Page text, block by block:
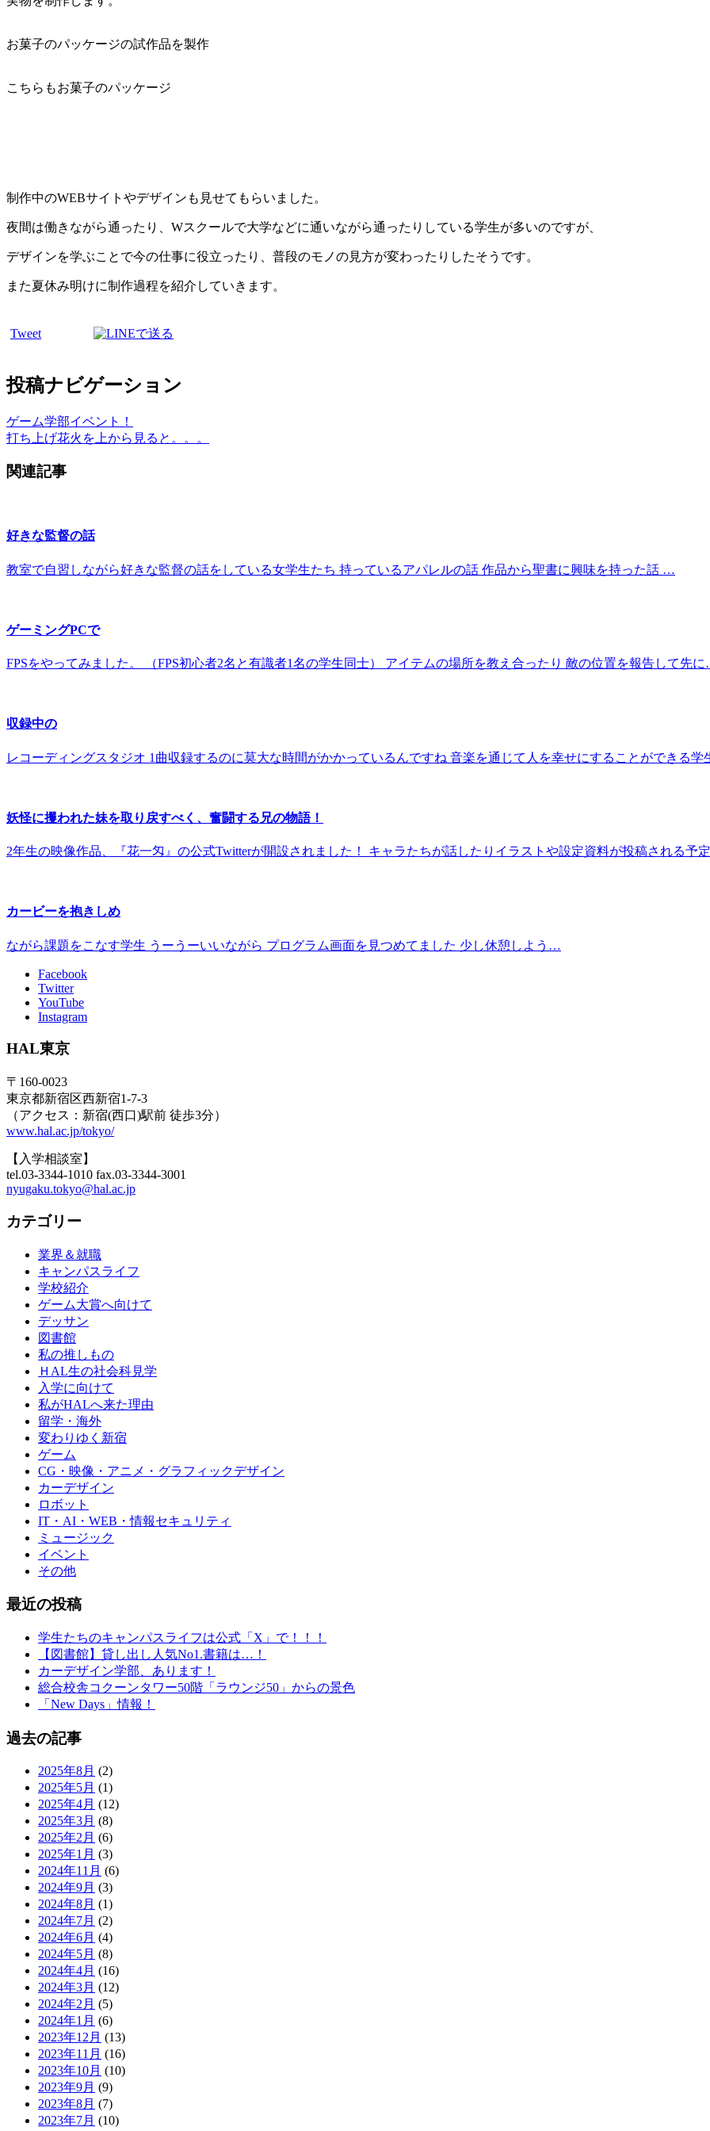
お菓子のパッケージの試作品を製作
こちらもお菓子のパッケージ
制作中のWEBサイトやデザインも見せてもらいました。
夜間は働きながら通ったり、Wスクールで大学などに通いながら通ったりしている学生が多いのですが、
デザインを学ぶことで今の仕事に役立ったり、普段のモノの見方が変わったりしたそうです。
また夏休み明けに制作過程を紹介していきます。
Tweet
投稿ナビゲーション
ゲーム学部イベント！
打ち上げ花火を上から見ると。。。
関連記事
好きな監督の話
教室で自習しながら好きな監督の話をしている女学生たち 持っているアパレルの話 作品から聖書に興味を持った話 …
ゲーミングPCで
FPSをやってみました。 （FPS初心者2名と有識者1名の学生同士） アイテムの場所を教え合ったり 敵の位置を報告して先
収録中の
レコーディングスタジオ 1曲収録するのに莫大な時間がかかっているんですね 音楽を通じて人を幸せにすることができる
妖怪に攫われた妹を取り戻すべく、奮闘する兄の物語！
2年生の映像作品、『花一匁』の公式Twitterが開設されました！ キャラたちが話したりイラストや設定資料が投稿される予
カービーを抱きしめ
ながら課題をこなす学生 うーうーいいながら プログラム画面を見つめてました 少し休憩しよう…
Facebook
Twitter
YouTube
Instagram
HAL東京
〒160-0023
東京都新宿区西新宿1-7-3
（アクセス：新宿(西口)駅前 徒歩3分）
www.hal.ac.jp/tokyo/
【入学相談室】
tel.03-3344-1010 fax.03-3344-3001
nyugaku.tokyo@hal.ac.jp
カテゴリー
業界＆就職
キャンパスライフ
学校紹介
ゲーム大賞へ向けて
デッサン
図書館
私の推しもの
ＨAL生の社会科見学
入学に向けて
私がHALへ来た理由
留学・海外
変わりゆく新宿
ゲーム
CG・映像・アニメ・グラフィックデザイン
カーデザイン
ロボット
IT・AI・WEB・情報セキュリティ
ミュージック
イベント
その他
最近の投稿
学生たちのキャンパスライフは公式「X」で！！！
【図書館】貸し出し人気No1.書籍は…！
カーデザイン学部、あります！
総合校舎コクーンタワー50階「ラウンジ50」からの景色
「New Days」情報！
過去の記事
2025年8月 (2)
2025年5月 (1)
2025年4月 (12)
2025年3月 (8)
2025年2月 (6)
2025年1月 (3)
2024年11月 (6)
2024年9月 (3)
2024年8月 (1)
2024年7月 (2)
2024年6月 (4)
2024年5月 (8)
2024年4月 (16)
2024年3月 (12)
2024年2月 (5)
2024年1月 (6)
2023年12月 (13)
2023年11月 (16)
2023年10月 (10)
2023年9月 (9)
2023年8月 (7)
2023年7月 (10)